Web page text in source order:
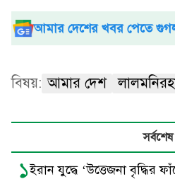
আমার দেশের খবর পেতে
বিষয়: আমার দেশ
সর্বশেষ
১ইরান যুদ্ধে ‘উত্তেজনা বৃদ্ধির